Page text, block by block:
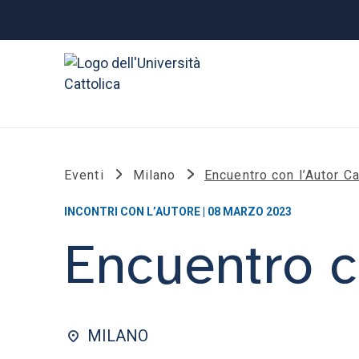
Eventi Milano Encuentro con l’Autor
INCONTRI CON L’AUTORE | 08 MARZO 2023
Encuentro
MILANO